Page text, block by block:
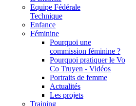
Equipe Fédérale
Technique
Enfance
Féminine
Pourquoi une
commission féminine ?
Pourquoi pratiquer le Vo
Co Truyen - Vidéos
Portraits de femme
Actualités
Les projets
Training